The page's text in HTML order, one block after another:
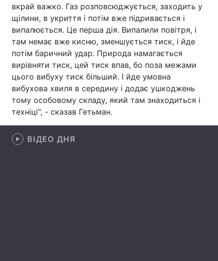
Лонгріди
Інтерв'ю Думки
Архів Вакансії
Контакти
вкрай важко. Газ розповсюджується, заходить у
щілини, в укриття і потім вже підривається і
випалюється. Це перша дія. Випалили повітря, і
там немає вже кисню, зменшується тиск, і йде
потім баричний удар. Природа намагається
вирівняти тиск, цей тиск впав, бо поза межами
цього вибуху тиск більший. І йде умовна
вибухова хвиля в середину і додає ушкоджень
тому особовому складу, який там знаходиться і
техніці", - сказав Гетьман.
ВІДЕО ДНЯ